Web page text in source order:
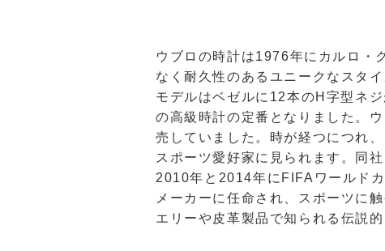
ウブロの時計は1976年にカルロ・
なく耐久性のあるユニークなスタ
モデルはベゼルに12本のH字型ネ
の高級時計の定番となりました。
売していました。時が経つにつれ
スポーツ愛好家に見られます。同
2010年と2014年にFIFAワールド
メーカーに任命され、スポーツに
エリーや皮革製品で知られる伝説